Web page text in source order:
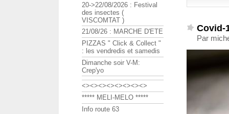
Covid-
Par
20->22/08/2026 : Festival
des insectes (
VISCOMTAT )
21/08/26 : MARCHE D'ETE
PIZZAS " Click & Collect "
: les vendredis et samedis
Dimanche soir V-M:
Crep'yo
<><><><><><><><>
***** MELI-MELO *****
Info route 63